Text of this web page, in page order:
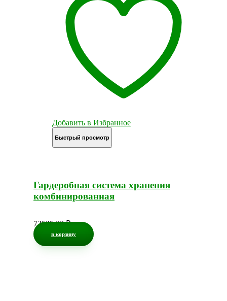
Добавить в Избранное
Быстрый просмотр
Гардеробная система хранения
комбинированная
72525,00₽
в корзину